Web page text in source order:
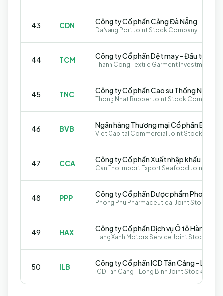
43 CDN Công ty Cổ phần Cảng Đà Nẵng
DaNang Port Joint Stock Company
44 TCM
45 TNC Công ty Cổ phần Cao su Thống Nhất
Thong Nhat Rubber Joint Stock Company
46 BVB Ngân hàng Thương mại Cổ phần Bản
Viet Capital Commercial Joint Stock Bank
47 CCA
48 PPP Công ty Cổ phần Dược phẩm Phong
Phong Phu Pharmaceutical Joint Stock
49 HAX Công ty Cổ phần Dịch vụ Ô tô Hàng
Hang Xanh Motors Service Joint Stock
50 ILB Công ty Cổ phần ICD Tân Cảng - Long
ICD Tan Cang - Long Binh Joint Stock